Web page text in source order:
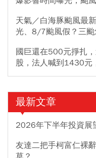
天氣／白海豚颱風最
光、8/7颱風假？三
國巨還在500元掙扎
股，法人喊到1430元
最新文章
2026年下半年投資展
友達二把手柯富仁裸